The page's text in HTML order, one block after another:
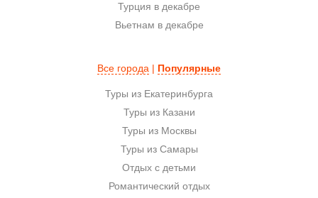
Турция в декабре
Вьетнам в декабре
Все города | Популярные
Туры из Екатеринбурга
Туры из Казани
Туры из Москвы
Туры из Самары
Отдых с детьми
Романтический отдых